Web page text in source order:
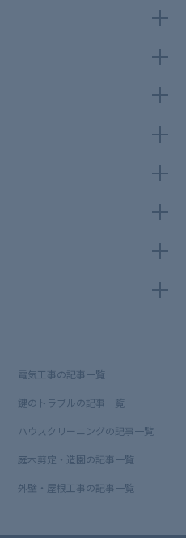
電気工事の記事一覧
鍵のトラブルの記事一覧
ハウスクリーニングの記事一覧
庭木剪定・造園の記事一覧
外壁・屋根工事の記事一覧